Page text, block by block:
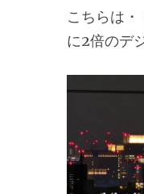
こちらは
に2倍のデ